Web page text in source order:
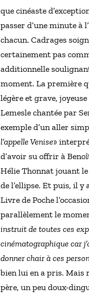
que cinéaste
passer d’une minute à
chacun. Cadrages
certainement pas
additionnelle
moment. La première
légère et grave,
Lemesle chantée par
exemple d’un aller
l’appelle Venise»
d’avoir su offrir à
Hélie Thonnat jouant
de l’ellipse. Et puis, il
Livre de Poche
parallèlement le
instruit de toutes ces
cinématographique car
donner chair à ces
bien lui en a pris. Mais
père, un peu doux-